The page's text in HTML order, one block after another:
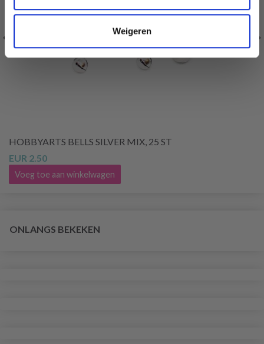
Weigeren
HOBBYARTS BELLS SILVER MIX, 25 ST
EUR 2.50
Voeg toe aan winkelwagen
ONLANGS BEKEKEN